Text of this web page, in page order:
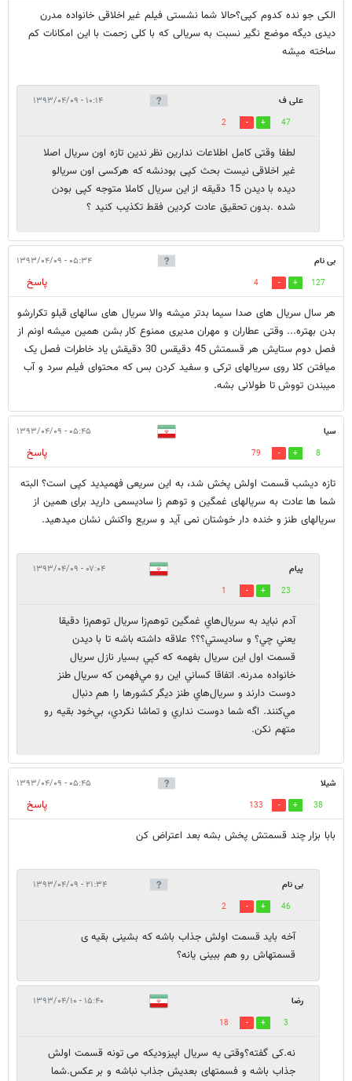
الکی جو نده کدوم کپی؟حالا شما نشستی فیلم غیر اخلاقی خانواده مدرن
دیدی دیگه موضع نگیر نسبت به سریالی که با کلی زحمت با این امکانات کم
ساخته میشه
علی ف ۱۰:۱۴ - ۱۳۹۳/۰۴/۰۹
47
2
لطفا وقتی کامل اطلاعات ندارین نظر ندین تازه اون سریال اصلا
غیر اخلاقی نیست بحث کپی بودنشه که هرکسی اون سریالو
دیده با دیدن 15 دقیقه از این سریال کاملا متوجه کپی بودن
شده .بدون تحقیق عادت کردین فقط تکذیب کنید ؟
بی نام ۰۵:۳۴ - ۱۳۹۳/۰۴/۰۹
127
4
پاسخ
هر سال سریال های صدا سیما بدتر میشه والا سریال های سالهای قبلو تکرارشو
بدن بهتره... وقتی عطاران و مهران مدیری ممنوع کار بشن همین میشه اونم از
فصل دوم ستایش هر قسمتش 45 دقیقس 30 دقیقش یاد خاطرات فصل یک
میافتن کلا روی سریالهای ترکی و سفید کردن بس که محتوای فیلم سرد و آب
میبندن تووش تا طولانی بشه.
سیا ۰۵:۴۵ - ۱۳۹۳/۰۴/۰۹
8
79
پاسخ
تازه دیشب قسمت اولش پخش شد، به این سریعی فهمیدید کپی است؟ البته
شما ها عادت به سریالهای غمگین و توهم زا سادیسمی دارید برای همین از
سریالهای طنز و خنده دار خوشتان نمی آید و سریع واکنش نشان میدهید.
پيام ۰۷:۰۴ - ۱۳۹۳/۰۴/۰۹
23
1
آدم نبايد به سريال‌هاي غمگين توهم‌زا سريال توهم‌زا دقيقا
يعني چي؟ و ساديستي؟؟؟ علاقه داشته باشه تا با ديدن
قسمت اول اين سريال بفهمه كه كپي بسيار نازل سريال
خانواده مدرنه. اتفاقا كساني اين رو مي‌فهمن كه سريال طنز
دوست دارند و سريال‌هاي طنز ديگر كشورها را هم دنبال
مي‌كنند. اگه شما دوست نداري و تماشا نكردي، بي‌خود بقيه رو
متهم نكن.
شیلا ۰۵:۴۵ - ۱۳۹۳/۰۴/۰۹
38
133
پاسخ
بابا بزار چند قسمتش پخش بشه بعد اعتراض کن
بی نام ۲۱:۳۴ - ۱۳۹۳/۰۴/۰۹
46
2
آخه باید قسمت اولش جذاب باشه که بشینی بقیه ی
قسمتهاش رو هم ببینی یانه؟
رضا ۱۵:۴۰ - ۱۳۹۳/۰۴/۱۰
3
18
نه.کی گفته؟وقتی یه سریال اپیزودیکه می تونه قسمت اولش
جذاب باشه و فسمتهای بعدیش جذاب نباشه و بر عکس.شما